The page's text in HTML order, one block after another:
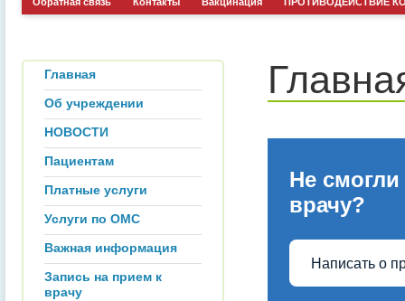
Главная
Об учреждении
НОВОСТИ
Пациентам
Платные услуги
Услуги по ОМС
Важная информация
Запись на прием к
врачу
Не смогли
врачу?
Написать о